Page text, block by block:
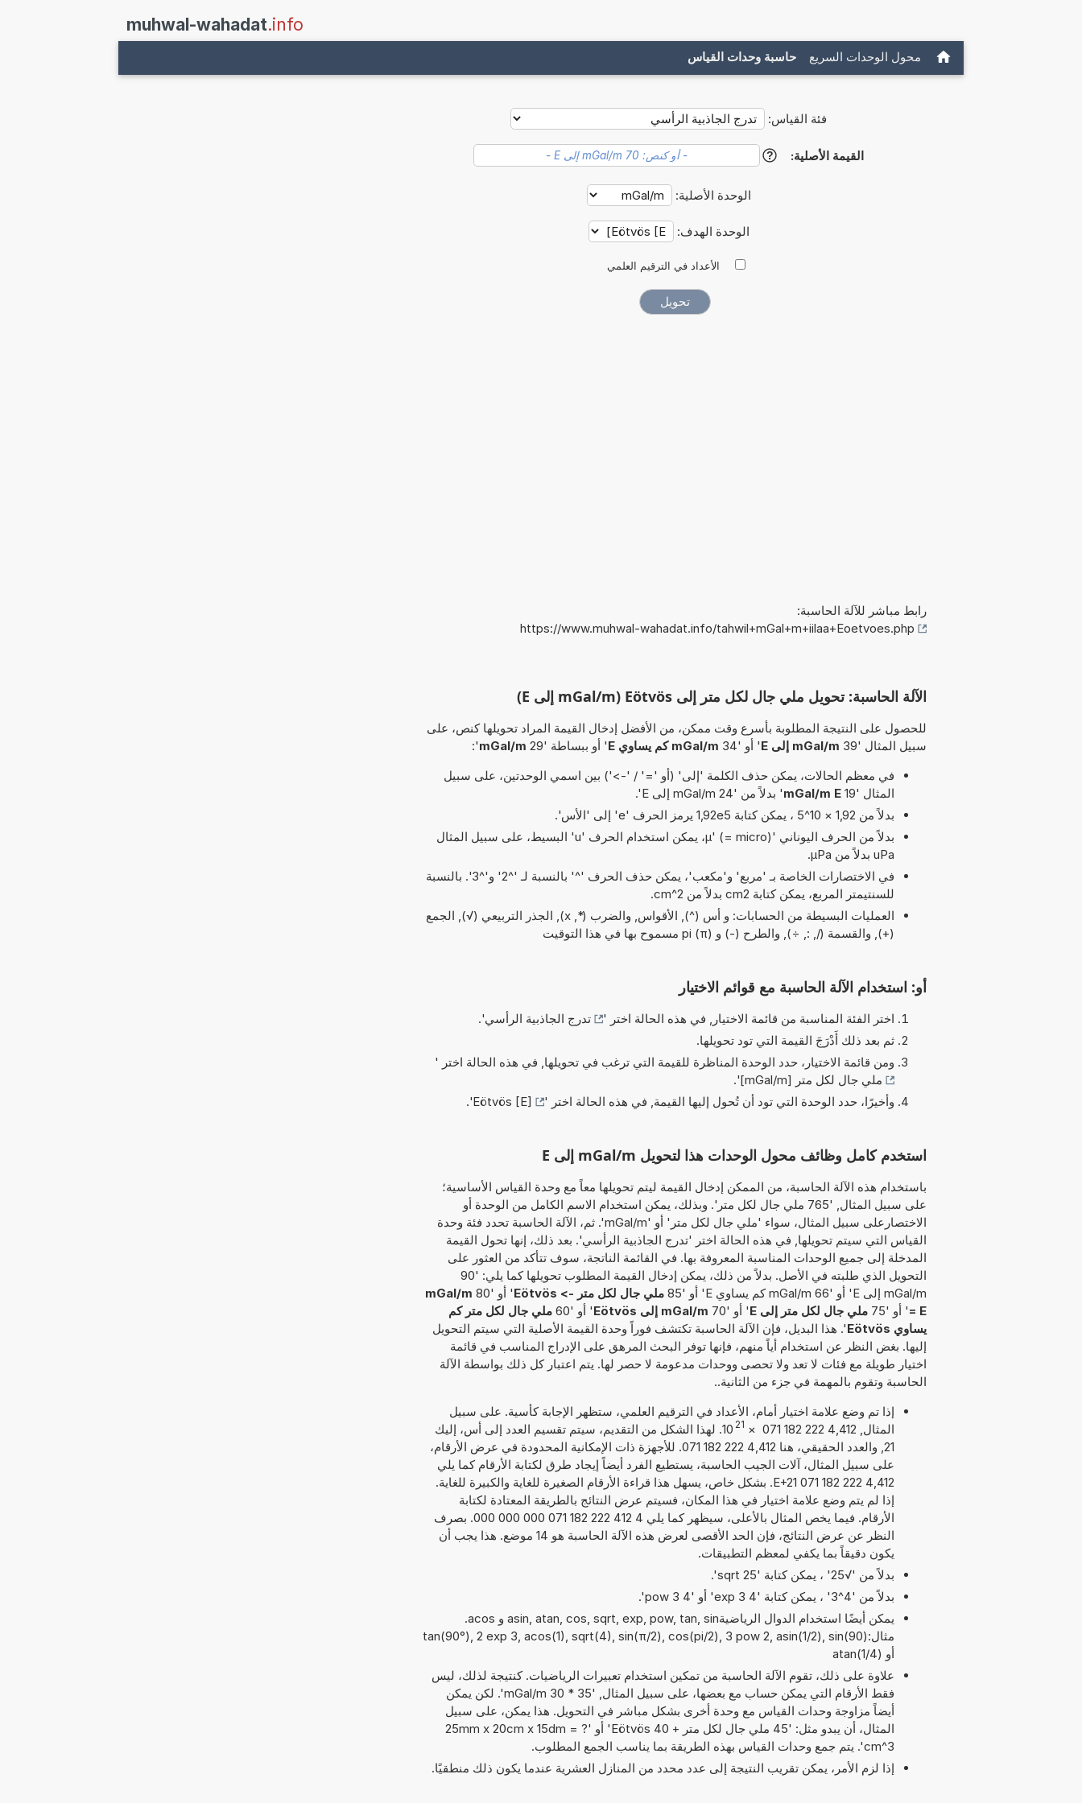
muhwal-wahadat.info
محول الوحدات السريع حاسبة وحدات القياس
فئة القياس:
القيمة الأصلية: ?
الوحدة الأصلية:
الوحدة الهدف:
الأعداد في الترقيم العلمي
رابط مباشر للآلة الحاسبة:
https://www.muhwal-wahadat.info/tahwil+mGal+m+iilaa+Eoetvoes.php
الآلة الحاسبة: تحويل ملي جال لكل متر إلى Eötvös (mGal/m إلى E)
للحصول على النتيجة المطلوبة بأسرع وقت ممكن، من الأفضل إدخال القيمة المراد تحويلها كنص، على
سبيل المثال '39
mGal/m إلى E ' أو '34 mGal/m كم يساوي E ' أو ببساطة '29 mGal/m
':
في معظم الحالات، يمكن حذف الكلمة 'إلى' (أو '=' / '->') بين اسمي الوحدتين، على سبيل
المثال '19
mGal/m E' بدلاً من '24 mGal/m إلى E'.
بدلاً من 1,92 × 10^5 ، يمكن كتابة 1,92e5 يرمز الحرف 'e' إلى 'الأس'.
بدلاً من الحرف اليوناني 'µ' (= micro)، يمكن استخدام الحرف 'u' البسيط، على سبيل المثال
uPa بدلاً من µPa.
في الاختصارات الخاصة بـ 'مربع' و'مكعب'، يمكن حذف الحرف '^' بالنسبة لـ '^2' و'^3'. بالنسبة
للسنتيمتر المربع، يمكن كتابة cm2 بدلاً من cm^2.
العمليات البسيطة من الحسابات: و أس (^), الأقواس, والضرب (*, x), الجذر التربيعي (√), الجمع
(+), والقسمة (/, :, ÷), والطرح (-) و pi (π) مسموح بها في هذا التوقيت
أو: استخدام الآلة الحاسبة مع قوائم الاختيار
اختر الفئة المناسبة من قائمة الاختيار, في هذه الحالة اختر ' تدرج الجاذبية الرأسي'.
ثم بعد ذلك أَدْرَجَ القيمة التي تود تحويلها.
ومن قائمة الاختيار، حدد الوحدة المناظرة للقيمة التي ترغب في تحويلها, في هذه الحالة اختر '
ملي جال لكل متر [mGal/m]
'.
وأخيرًا، حدد الوحدة التي تود أن تُحول إليها القيمة, في هذه الحالة اختر '
Eötvös [E]
'.
استخدم كامل وظائف محول الوحدات هذا لتحويل mGal/m إلى E
باستخدام هذه الآلة الحاسبة، من الممكن إدخال القيمة ليتم تحويلها معاً مع وحدة القياس الأساسية؛
على سبيل المثال, '765 ملي جال لكل متر'. وبذلك، يمكن استخدام الاسم الكامل من الوحدة أو
الاختصارعلى سبيل المثال، سواء 'ملي جال لكل متر' أو 'mGal/m'. ثم، الآلة الحاسبة تحدد فئة وحدة
القياس التي سيتم تحويلها, في هذه الحالة اختر 'تدرج الجاذبية الرأسي'. بعد ذلك، إنها تحول القيمة
المدخلة إلى جميع الوحدات المناسبة المعروفة بها. في القائمة الناتجة، سوف تتأكد من العثور على
التحويل الذي طلبته في الأصل. بدلاً من ذلك، يمكن إدخال القيمة المطلوب تحويلها كما يلي: '90
mGal/m إلى E' أو '66 mGal/m كم يساوي E' أو '85
ملي جال لكل متر -> Eötvös ' أو '80
mGal/m
= E' أو '75 ملي جال لكل متر إلى E ' أو '70 mGal/m إلى Eötvös ' أو '60
ملي جال لكل متر كم
يساوي Eötvös
'. هذا البديل، فإن الآلة الحاسبة تكتشف فوراً وحدة القيمة الأصلية التي سيتم التحويل
إليها. بغض النظر عن استخدام أياً منهم، فإنها توفر البحث المرهق على الإدراج المناسب في قائمة
اختيار طويلة مع فئات لا تعد ولا تحصى ووحدات مدعومة لا حصر لها. يتم اعتبار كل ذلك بواسطة الآلة
الحاسبة وتقوم بالمهمة في جزء من الثانية..
إذا تم وضع علامة اختيار أمام، الأعداد في الترقيم العلمي، ستظهر الإجابة كأسية. على سبيل
المثال, 4,412 222 182 071
×
10 21
. لهذا الشكل من التقديم، سيتم تقسيم العدد إلى أس، إليك
21, والعدد الحقيقي، هنا 4,412 222 182 071. للأجهزة ذات الإمكانية المحدودة في عرض الأرقام،
على سبيل المثال، آلات الجيب الحاسبة، يستطيع الفرد أيضاً إيجاد طرق لكتابة الأرقام كما يلي
4,412 222 182 071 E+21. بشكل خاص، يسهل هذا قراءة الأرقام الصغيرة للغاية والكبيرة للغاية.
إذا لم يتم وضع علامة اختيار في هذا المكان، فسيتم عرض النتائج بالطريقة المعتادة لكتابة
الأرقام. فيما يخص المثال بالأعلى، سيظهر كما يلي 4 412 222 182 071 000 000 000. بصرف
النظر عن عرض النتائج، فإن الحد الأقصى لعرض هذه الآلة الحاسبة هو 14 موضع. هذا يجب أن
يكون دقيقاً بما يكفي لمعظم التطبيقات.
بدلاً من '√25' ، يمكن كتابة 'sqrt 25'.
بدلاً من '4^3' ، يمكن كتابة '4 exp 3' أو '4 pow 3'.
يمكن أيضًا استخدام الدوال الرياضيةasin, atan, cos, sqrt, exp, pow, tan, sin و acos.
مثال:tan(90°), 2 exp 3, acos(1), sqrt(4), sin(π/2), cos(pi/2), 3 pow 2, asin(1/2), sin(90)
أو atan(1/4)
علاوة على ذلك، تقوم الآلة الحاسبة من تمكين استخدام تعبيرات الرياضيات. كنتيجة لذلك، ليس
فقط الأرقام التي يمكن حساب مع بعضها، على سبيل المثال, '35 * 30 mGal/m'. لكن يمكن
أيضاً مزاوجة وحدات القياس مع وحدة أخرى بشكل مباشر في التحويل. هذا يمكن، على سبيل
المثال، أن يبدو مثل: '45 ملي جال لكل متر + 40 Eötvös' أو '25mm x 20cm x 15dm = ?
cm^3'. يتم جمع وحدات القياس بهذه الطريقة بما يناسب الجمع المطلوب.
إذا لزم الأمر، يمكن تقريب النتيجة إلى عدد محدد من المنازل العشرية عندما يكون ذلك منطقيًا.